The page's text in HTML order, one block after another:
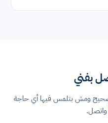
بفني
ومش بتلمس فيها أي حاجة
واتصل.